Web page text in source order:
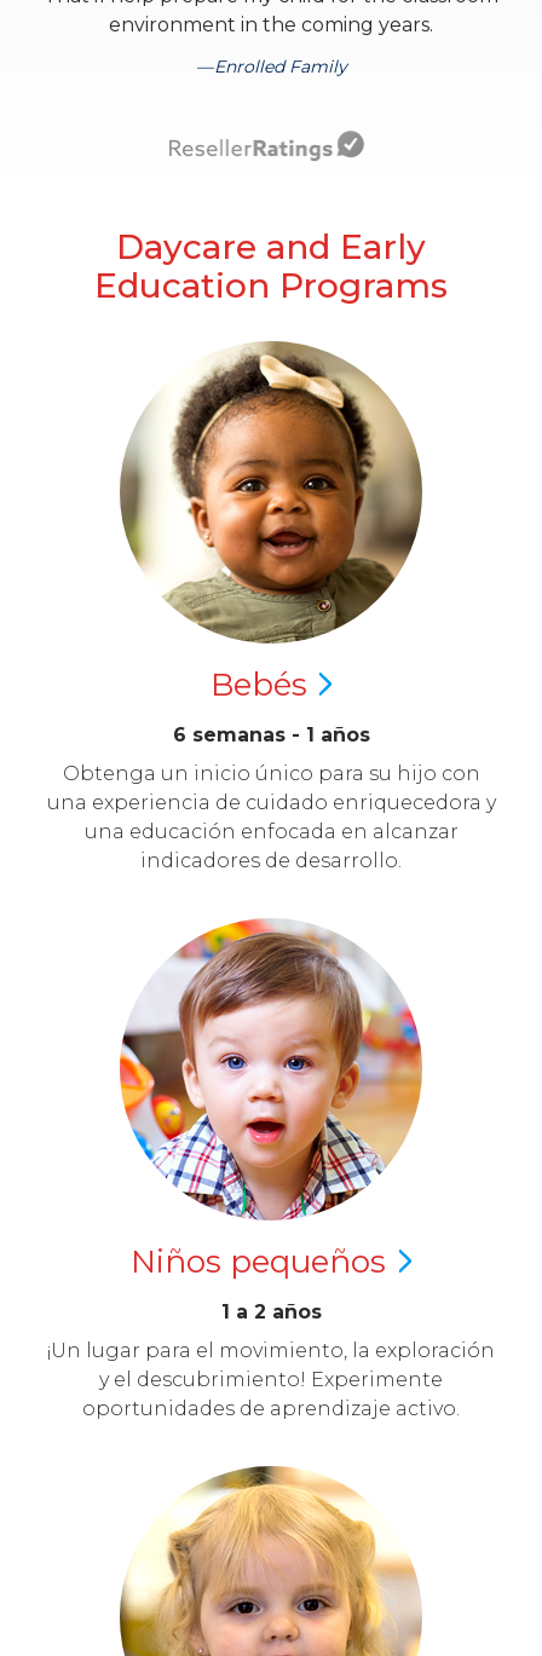
environment in the coming years.
Enrolled Family
Daycare and Early
Education Programs
Bebés
6 semanas - 1 años
Obtenga un inicio único para su hijo con
una experiencia de cuidado enriquecedora y
una educación enfocada en alcanzar
indicadores de desarrollo.
Niños pequeños
1 a 2 años
¡Un lugar para el movimiento, la exploración
y el descubrimiento! Experimente
oportunidades de aprendizaje activo.